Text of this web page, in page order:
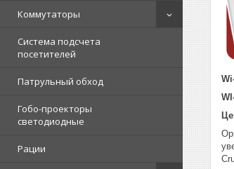
Коммутаторы
Система подсчета
посетителей
Патрульный обход
Гобо-проекторы
светодиодные
Рации